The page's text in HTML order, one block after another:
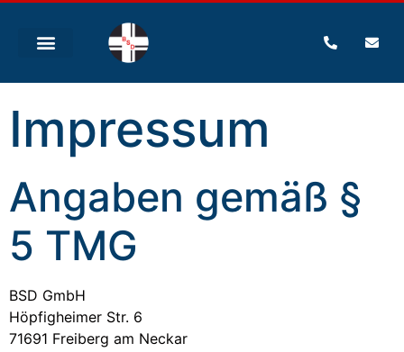
Impressum
Angaben gemäß §
5 TMG
BSD GmbH
Höpfigheimer Str. 6
71691 Freiberg am Neckar